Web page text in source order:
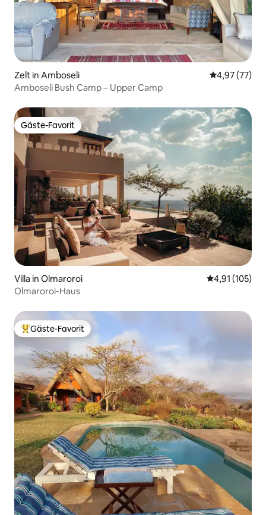
Zelt in Amboseli
4,97 (77)
Amboseli Bush Camp – Upper Camp
Gäste-Favorit
Gäste-Favorit
Villa in Olmaroroi
4,91 (105)
Olmaroroi-Haus
Beliebter Gäste-Favorit.
Gäste-Favorit